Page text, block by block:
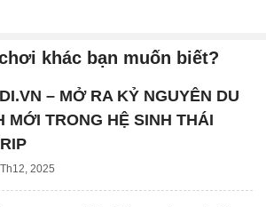
khác bạn muốn biết?
– MỞ RA KỶ NGUYÊN DU
MỚI TRONG HỆ SINH THÁI
2025